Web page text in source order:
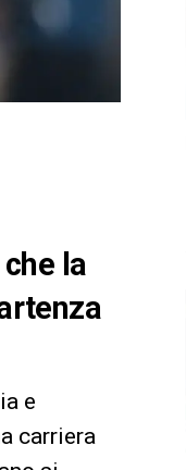
la
e
carriera